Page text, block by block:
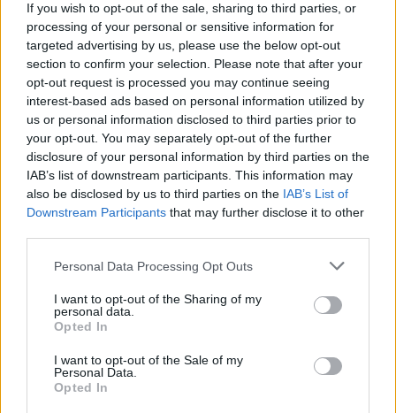
If you wish to opt-out of the sale, sharing to third parties, or
processing of your personal or sensitive information for
targeted advertising by us, please use the below opt-out
section to confirm your selection. Please note that after your
opt-out request is processed you may continue seeing
interest-based ads based on personal information utilized by
us or personal information disclosed to third parties prior to
your opt-out. You may separately opt-out of the further
disclosure of your personal information by third parties on the
IAB’s list of downstream participants. This information may
also be disclosed by us to third parties on the IAB’s List of
Downstream Participants that may further disclose it to other
Personal Data Processing Opt Outs
I want to opt-out of the Sharing of my
personal data.
Opted In
I want to opt-out of the Sale of my
Personal Data.
Opted In
poison_ivy
Forum: Moda i styl życia
Gdzie najchętniej kupujecie ubrania?
Wolicie galerie handlowe, małe sklepiki, second-
handy/outlety czy np. kupowanie przez internet? Macie
jakieś ulubione marki czy wybieracie ciuchy które wam
się podobają bez względu na metkę?
Forum: Moda i styl życia
Jak kupować buty
butyUwielbiam buty, buciki, sandałki i wszelkie możliwe
pantofle. Nie ma nic lepszego niż ładny bucik leżący na